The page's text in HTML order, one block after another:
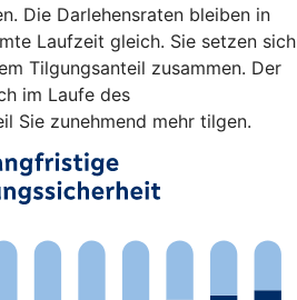
Die Darlehensraten bleiben in
Laufzeit gleich. Sie setzen sich
Tilgungsanteil zusammen. Der
im Laufe des
Sie zunehmend mehr tilgen.